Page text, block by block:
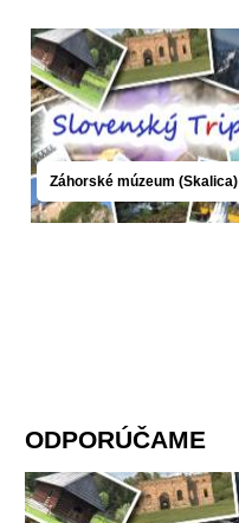
Záhorské múzeum (Skalica)
ODPORÚČAME